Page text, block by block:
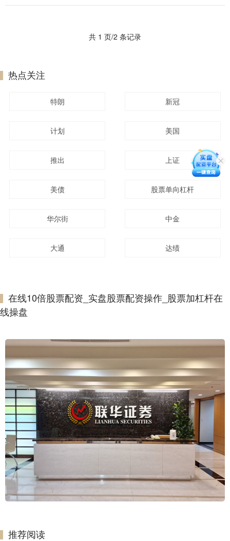
共 1 页/2 条记录
热点关注
特朗 新冠
计划 美国
推出 上证
美债 股票单向杠杆
华尔街 中金
大通 达绩
在线10倍股票配资_实盘股票配资操作_股票加杠杆在
线操盘
推荐阅读